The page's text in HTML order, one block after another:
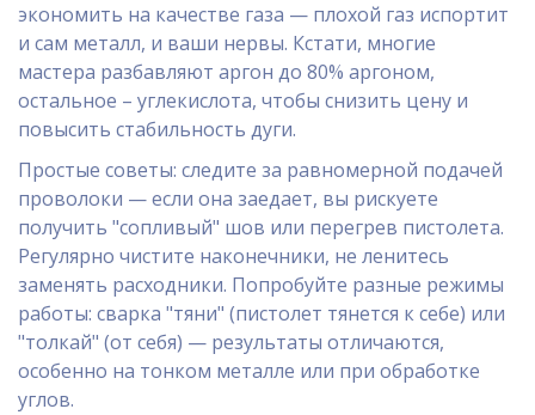
экономить на качестве газа — плохой газ испортит
и сам металл, и ваши нервы. Кстати, многие
мастера разбавляют аргон до 80% аргоном,
остальное – углекислота, чтобы снизить цену и
повысить стабильность дуги.
Простые советы: следите за равномерной подачей
проволоки — если она заедает, вы рискуете
получить "сопливый" шов или перегрев пистолета.
Регулярно чистите наконечники, не ленитесь
заменять расходники. Попробуйте разные режимы
работы: сварка "тяни" (пистолет тянется к себе) или
"толкай" (от себя) — результаты отличаются,
особенно на тонком металле или при обработке
углов.